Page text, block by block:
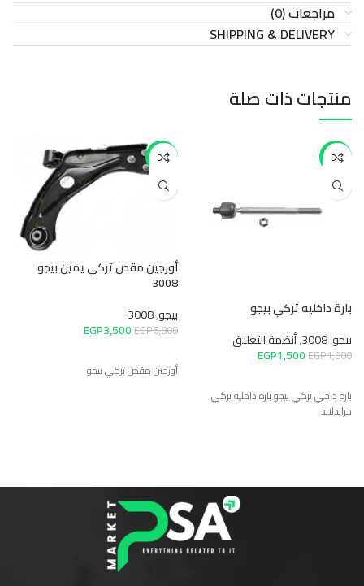
مراجعات (0)
SHIPPING & DELIVERY
منتجات ذات صلة
-17%
بارة داخليه تركي بيجو
بيجو,
3008
,أنظمة التعليق
EGP1,800
EGP1,500
بارة داخلي تركي بيجو بارة داخليه تركي
جراندلاند
-49%
أورجين مقص تركي يمين بيجو
3008
بيجو,
3008
EGP6,800
EGP3,500
أورجين مقص تركي بيجو